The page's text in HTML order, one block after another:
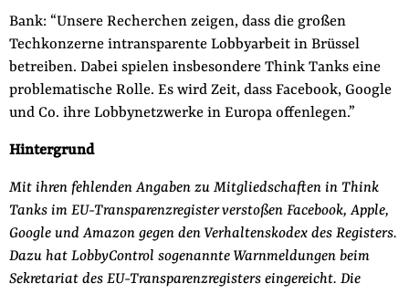
Bank: “Unsere Recherchen zeigen, dass die großen
Techkonzerne intransparente Lobbyarbeit in Brüssel
betreiben. Dabei spielen insbesondere Think Tanks eine
problematische Rolle. Es wird Zeit, dass Facebook, Google
und Co. ihre Lobbynetzwerke in Europa offenlegen.”
Hintergrund
Mit ihren fehlenden Angaben zu Mitgliedschaften in Think
Tanks im EU-Transparenzregister verstoßen Facebook, Apple,
Google und Amazon gegen den Verhaltenskodex des Registers.
Dazu hat LobbyControl sogenannte Warnmeldungen beim
Sekretariat des EU-Transparenzregisters eingereicht. Die